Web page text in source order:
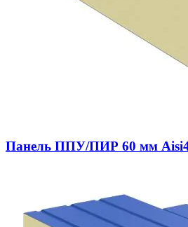
Панель ППУ/ПИР 60 мм